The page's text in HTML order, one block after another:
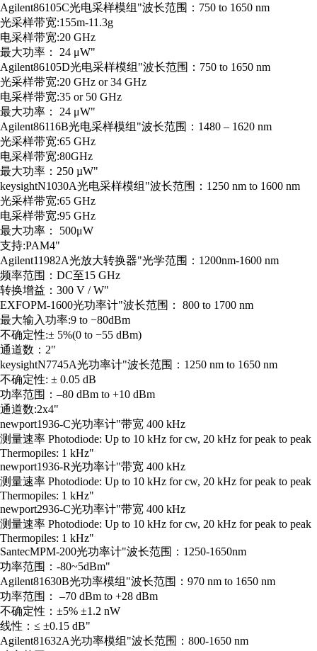
Agilent86105C光电采样模组 "波长范围：750 to 1650 nm
光采样带宽:155m-11.3g
电采样带宽:20 GHz
最大功率： 24 μW"
Agilent86105D光电采样模组 "波长范围：750 to 1650 nm
光采样带宽:20 GHz or 34 GHz
电采样带宽:35 or 50 GHz
最大功率： 24 μW"
Agilent86116B光电采样模组 "波长范围：1480 – 1620 nm
光采样带宽:65 GHz
电采样带宽:80GHz
最大功率：250 µW"
keysightN1030A光电采样模组 "波长范围：1250 nm to 1600 nm
光采样带宽:65 GHz
电采样带宽:95 GHz
最大功率： 500μW
支持:PAM4"
Agilent11982A光放大转换器"光学范围：1200nm-1600 nm
频率范围：DC至15 GHz
转换增益：300 V / W"
EXFOPM-1600光功率计"波长范围： 800 to 1700 nm
最大输入功率:9 to −80dBm
不确定性:± 5%(0 to −55 dBm)
通道数：2"
keysightN7745A光功率计"波长范围：1250 nm to 1650 nm
不确定性: ± 0.05 dB
功率范围：–80 dBm to +10 dBm
通道数:2x4"
newport1936-C光功率计"带宽 400 kHz
测量速率 Photodiode: Up to 10 kHz for cw, 20 kHz for peak to peak
Thermopiles: 1 kHz"
newport1936-R光功率计"带宽 400 kHz
测量速率 Photodiode: Up to 10 kHz for cw, 20 kHz for peak to peak
Thermopiles: 1 kHz"
newport2936-C光功率计"带宽 400 kHz
测量速率 Photodiode: Up to 10 kHz for cw, 20 kHz for peak to peak
Thermopiles: 1 kHz"
SantecMPM-200光功率计"波长范围：1250-1650nm
功率范围：-80~5dBm"
Agilent81630B光功率模组 "波长范围：970 nm to 1650 nm
功率范围： –70 dBm to +28 dBm
不确定性：±5% ±1.2 nW
线性：≤ ±0.15 dB"
Agilent81632A光功率模组 "波长范围：800-1650 nm